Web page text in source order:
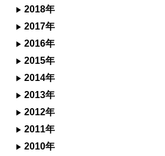
2018年
2017年
2016年
2015年
2014年
2013年
2012年
2011年
2010年